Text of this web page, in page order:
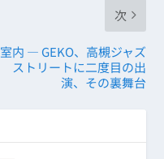
次
室内 ― GEKO、高槻ジャズ
ストリートに二度目の出
演、その裏舞台